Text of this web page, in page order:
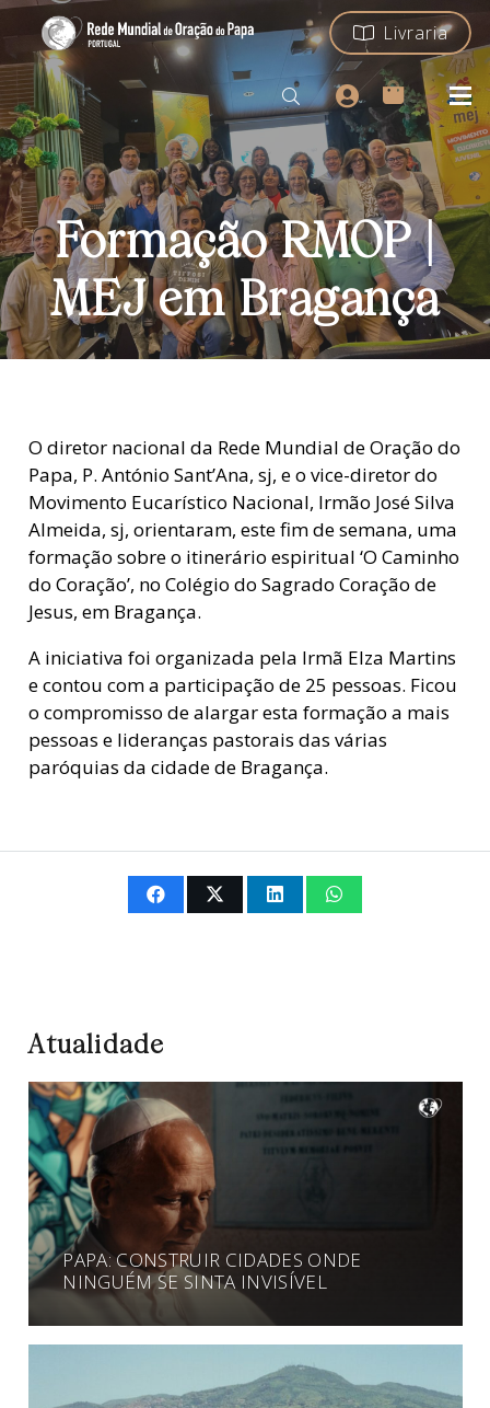
Livraria
Formação RMOP |
MEJ em Bragança
O diretor nacional da Rede Mundial de Oração do
Papa, P. António Sant’Ana, sj, e o vice-diretor do
Movimento Eucarístico Nacional, Irmão José Silva
Almeida, sj, orientaram, este fim de semana, uma
formação sobre o itinerário espiritual ‘O Caminho
do Coração’, no Colégio do Sagrado Coração de
Jesus, em Bragança.
A iniciativa foi organizada pela Irmã Elza Martins
e contou com a participação de 25 pessoas. Ficou
o compromisso de alargar esta formação a mais
pessoas e lideranças pastorais das várias
paróquias da cidade de Bragança.
Atualidade
PAPA: CONSTRUIR CIDADES ONDE
NINGUÉM SE SINTA INVISÍVEL